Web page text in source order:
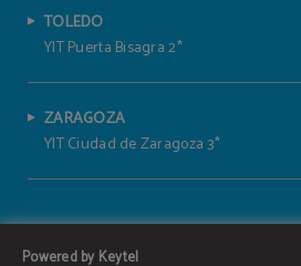
TOLEDO
YIT Puerta Bisagra 2*
ZARAGOZA
YIT Ciudad de Zaragoza 3*
Powered by Keytel